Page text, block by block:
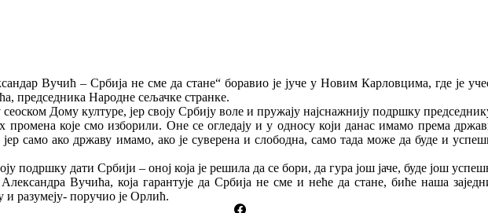
Вучић – Србија не сме да стане“ боравио је јучеу Новим Карловцима, где је
председника Народне сељачке странке.
сеоском Дому културе, јер своју Србију воле и пружају најснажнију подршку
које смо изборили. Оне се огледају и у односу који данас имамо према
само ако државу имамо, ако је суверена и слободна, само тада може да буде и
подршку дати Србији – оној која је решила да се бори, да гура још јаче, буде још
Вучића, која гарантује да Србија не сме и неће да стане, биће наша
разумеју- поручио је Орлић.